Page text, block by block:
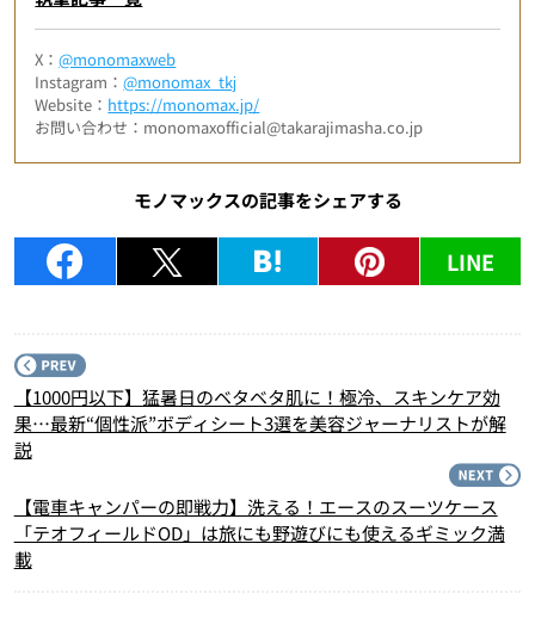
X：@monomaxweb
Instagram：@monomax_tkj
Website： https://monomax.jp/
お問い合わせ：monomaxofficial@takarajimasha.co.jp
モノマックスの記事をシェアする
LINE
【1000円以下】猛暑日のベタベタ肌に！極冷、スキンケア効
果…最新“個性派”ボディシート3選を美容ジャーナリストが解
説
【電車キャンパーの即戦力】洗える！エースのスーツケース
「テオフィールドOD」は旅にも野遊びにも使えるギミック満
載